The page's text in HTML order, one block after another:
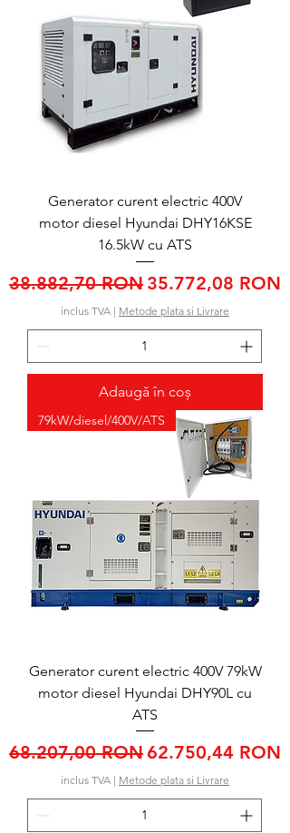
Generator curent electric 400V
motor diesel Hyundai DHY16KSE
16.5kW cu ATS
Preț normal
38.882,70 RON Preț redus
35.772,08 RON
inclus TVA | Metode plata si Livrare
Adaugă în coș
79kW/diesel/400V/ATS
Generator curent electric 400V 79kW
motor diesel Hyundai DHY90L cu
ATS
Preț normal
68.207,00 RONPreț redus
62.750,44 RON
inclus TVA | Metode plata si Livrare